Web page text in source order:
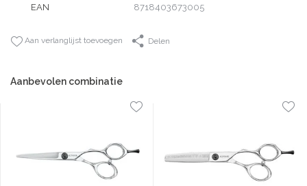
EAN 8718403673005
Aan verlanglijst toevoegen Delen
Aanbevolen combinatie